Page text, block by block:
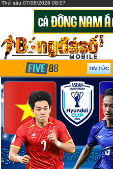
Thứ sáu 07/08/2026 08:07
TIN TỨC